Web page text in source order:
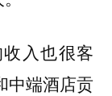
入也很客
中端酒店贡